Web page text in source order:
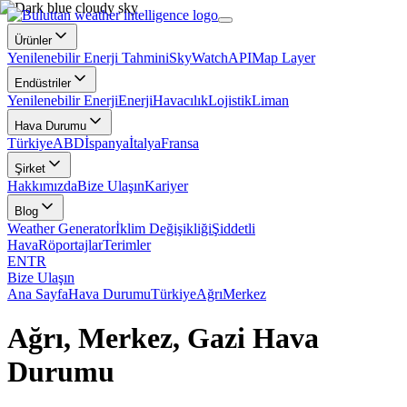
Ürünler
Yenilenebilir Enerji TahminiSkyWatchAPIMap Layer
Endüstriler
Yenilenebilir EnerjiEnerjiHavacılıkLojistikLiman
Hava Durumu
TürkiyeABDİspanyaİtalyaFransa
Şirket
HakkımızdaBize UlaşınKariyer
Blog
Weather Generatorİklim DeğişikliğiŞiddetli
HavaRöportajlarTerimler
ENTR
Bize Ulaşın
Ana SayfaHava DurumuTürkiyeAğrıMerkez
Ağrı, Merkez, Gazi Hava
Durumu